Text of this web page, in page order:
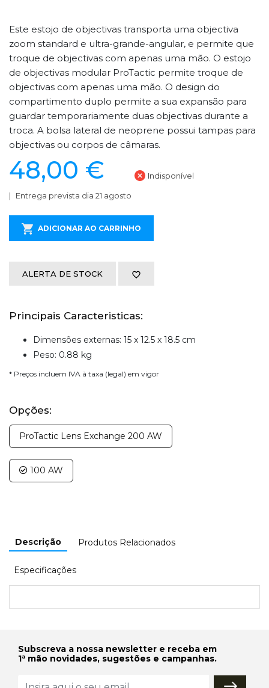
Este estojo de objectivas transporta uma objectiva
zoom standard e ultra-grande-angular, e permite que
troque de objectivas com apenas uma mão. O estojo
de objectivas modular ProTactic permite troque de
objectivas com apenas uma mão. O design do
compartimento duplo permite a sua expansão para
guardar temporariamente duas objectivas durante a
troca. A bolsa lateral de neoprene possui tampas para
objectivas ou corpos de câmaras.
48,00 € Indisponível
Entrega prevista dia 21 agosto
ADICIONAR AO CARRINHO
ALERTA DE STOCK
Principais Caracteristicas:
Dimensões externas: 15 x 12.5 x 18.5 cm
Peso: 0.88 kg
* Preços incluem IVA à taxa (legal) em vigor
Opções:
ProTactic Lens Exchange 200 AW
100 AW
Descrição Produtos Relacionados
Especificações
Subscreva a nossa newsletter e receba em
1ª mão novidades, sugestões e campanhas.